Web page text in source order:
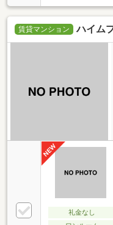
賃貸マンション ハイム
礼金なし